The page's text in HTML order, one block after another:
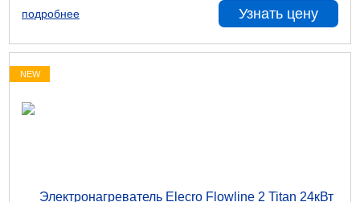
подробнее Узнать цену
NEW